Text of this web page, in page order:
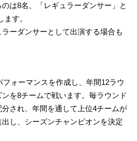
は8名、「レギュラーダンサー」と
ます。
ーダンサーとして出演する場合も
ォーマンスを作成し、年間12ラウ
を8チームで戦います。毎ラウンド
され、年間を通して上位4チームが
し、シーズンチャンピオンを決定